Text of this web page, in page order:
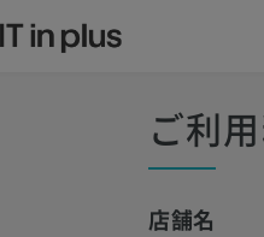
ご利
店舗名